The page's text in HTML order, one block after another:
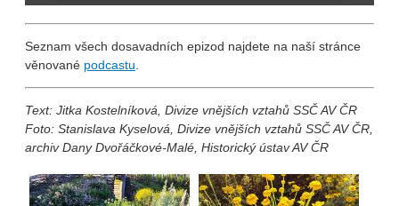
Seznam všech dosavadních epizod najdete na naší stránce
věnované podcastu.
Text: Jitka Kostelníková, Divize vnějších vztahů SSČ AV ČR
Foto: Stanislava Kyselová, Divize vnějších vztahů SSČ AV ČR,
archiv Dany Dvořáčkové-Malé, Historický ústav AV ČR